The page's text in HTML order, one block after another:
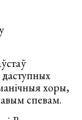
даступных
хоры,
спевам.